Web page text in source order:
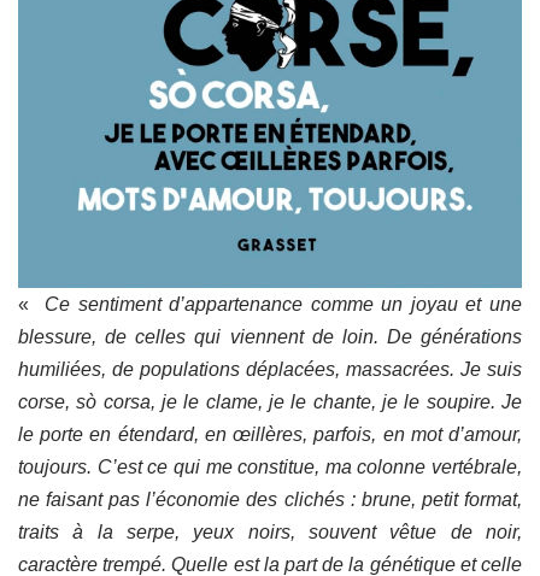
« Ce sentiment d’appartenance comme un joyau et une
blessure, de celles qui viennent de loin. De générations
humiliées, de populations déplacées, massacrées. Je suis
corse, sò corsa, je le clame, je le chante, je le soupire. Je
le porte en étendard, en œillères, parfois, en mot d’amour,
toujours. C’est ce qui me constitue, ma colonne vertébrale,
ne faisant pas l’économie des clichés : brune, petit format,
traits à la serpe, yeux noirs, souvent vêtue de noir,
caractère trempé. Quelle est la part de la génétique et celle